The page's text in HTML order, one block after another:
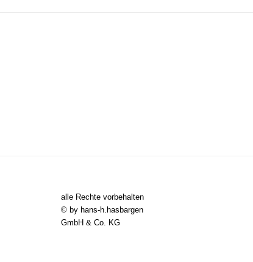
alle Rechte vorbehalten
© by hans-h.hasbargen
GmbH & Co. KG